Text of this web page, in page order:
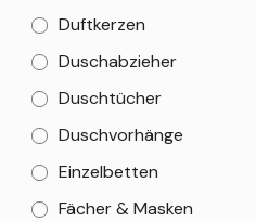
Duftkerzen
Duschabzieher
Duschtücher
Duschvorhänge
Einzelbetten
Fächer & Masken